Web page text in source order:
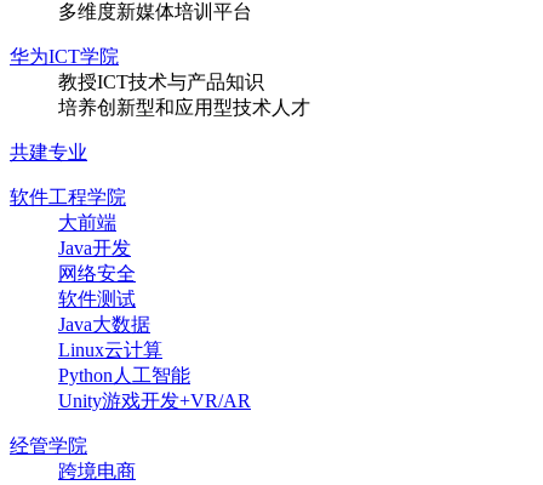
多维度新媒体培训平台
华为ICT学院
教授ICT技术与产品知识
培养创新型和应用型技术人才
共建专业
软件工程学院
大前端
Java开发
网络安全
软件测试
Java大数据
Linux云计算
Python人工智能
Unity游戏开发+VR/AR
经管学院
跨境电商